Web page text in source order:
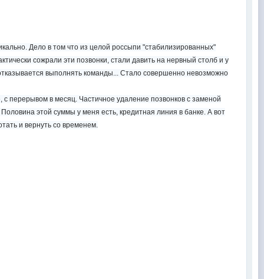
Дело в том что из целой россыпи "стабилизированных"
сожрали эти позвонки, стали давить на нервный столб и у
выполнять команды... Стало совершенно невозможно
перерывом в месяц. Частичное удаление позвонков с заменой
этой суммы у меня есть, кредитная линия в банке. А вот
и вернуть со временем.